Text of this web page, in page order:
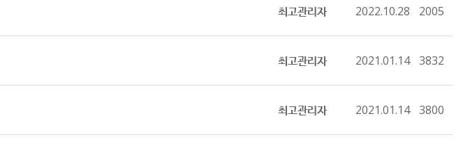
최고관리자 2022.10.28 2005
최고관리자 2021.01.14 3832
최고관리자 2021.01.14 3800